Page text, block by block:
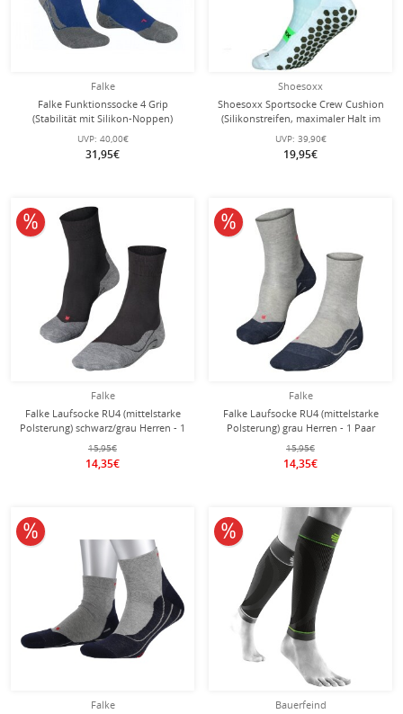
Falke
Falke Funktionssocke 4 Grip
(Stabilität mit Silikon-Noppen)
blau/grau Herren - 1 Paar
UVP: 40,00€
31,95€
Shoesoxx
Shoesoxx Sportsocke Crew Cushion
(Silikonstreifen, maximaler Halt im
Schuh) himmelblau Herren - 1 Paar
UVP: 39,90€
19,95€
Falke
Falke Laufsocke RU4 (mittelstarke
Polsterung) schwarz/grau Herren - 1
Paar
15,95€
14,35€
10% reduziert
Falke
Falke Laufsocke RU4 (mittelstarke
Polsterung) grau Herren - 1 Paar
15,95€
14,35€
10% reduziert
Falke
10% reduziert
Bauerfeind
10% reduziert